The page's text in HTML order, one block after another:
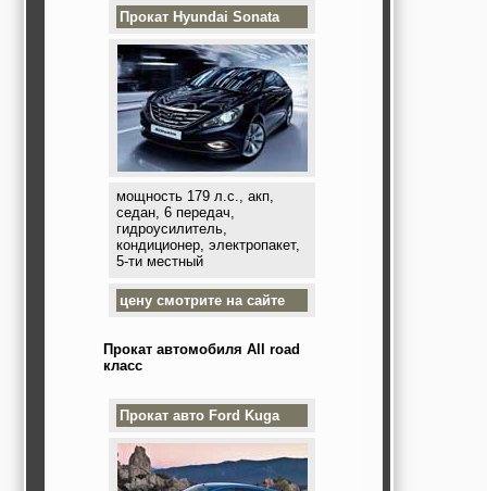
Прокат Hyundai Sonata
мощность 179 л.с., акп,
седан, 6 передач,
гидроусилитель,
кондиционер, электропакет,
5-ти местный
цену смотрите на сайте
Прокат автомобиля All road
класс
Прокат авто Ford Kuga